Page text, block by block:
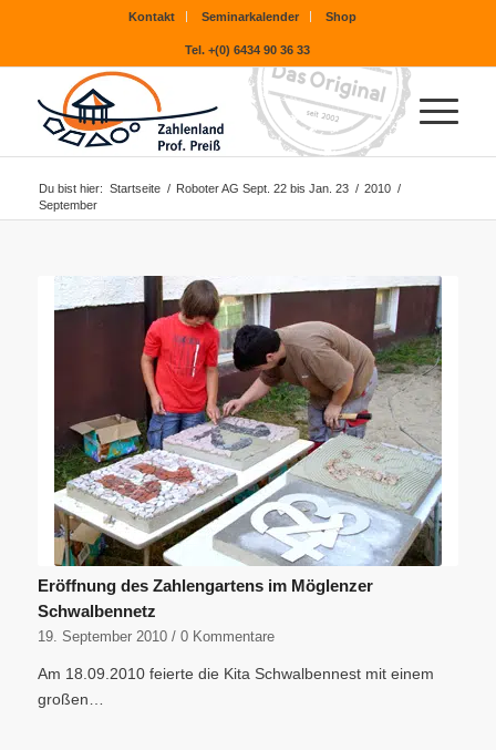
Kontakt Seminarkalender Shop
Tel. +(0) 6434 90 36 33
Du bist hier: Startseite / Roboter AG Sept. 22 bis Jan. 23 / 2010 /
September
Eröffnung des Zahlengartens im Möglenzer
Schwalbennetz
19. September 2010 / 0 Kommentare
Am 18.09.2010 feierte die Kita Schwalbennest mit einem
großen…